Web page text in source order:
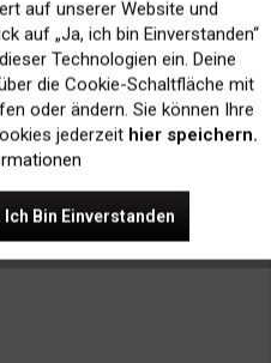
eines
0 Kommentare
Inaktiv
Inaktiv
auf unserer Website und
auf „Ja, ich bin Einverstanden“
Technologien ein. Deine
die Cookie-Schaltfläche mit
oder ändern. Sie können Ihre
jederzeit hier speichern.
Ich Bin Einverstanden